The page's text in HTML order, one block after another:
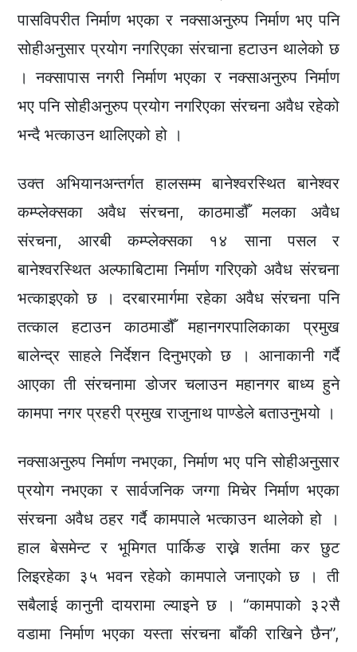
पासविपरीत निर्माण भएका र नक्साअनुरुप निर्माण भए पनि
सोहीअनुसार प्रयोग नगरिएका संरचाना हटाउन थालेको छ
। नक्सापास नगरी निर्माण भएका र नक्साअनुरुप निर्माण
भए पनि सोहीअनुरुप प्रयोग नगरिएका संरचना अवैध रहेको
भन्दै भत्काउन थालिएको हो ।
उक्त अभियानअन्तर्गत हालसम्म बानेश्वरस्थित बानेश्वर
कम्प्लेक्सका अवैध संरचना, काठमाडौँ मलका अवैध
संरचना, आरबी कम्प्लेक्सका १४ साना पसल र
बानेश्वरस्थित अल्फाबिटामा निर्माण गरिएको अवैध संरचना
भत्काइएको छ । दरबारमार्गमा रहेका अवैध संरचना पनि
तत्काल हटाउन काठमाडौँ महानगरपालिकाका प्रमुख
बालेन्द्र साहले निर्देशन दिनुभएको छ । आनाकानी गर्दै
आएका ती संरचनामा डोजर चलाउन महानगर बाध्य हुने
कामपा नगर प्रहरी प्रमुख राजुनाथ पाण्डेले बताउनुभयो ।
नक्साअनुरुप निर्माण नभएका, निर्माण भए पनि सोहीअनुसार
प्रयोग नभएका र सार्वजनिक जग्गा मिचेर निर्माण भएका
संरचना अवैध ठहर गर्दै कामपाले भत्काउन थालेको हो ।
हाल बेसमेन्ट र भूमिगत पार्किङ राख्ने शर्तमा कर छुट
लिइरहेका ३५ भवन रहेको कामपाले जनाएको छ । ती
सबैलाई कानुनी दायरामा ल्याइने छ । “कामपाको ३२सै
वडामा निर्माण भएका यस्ता संरचना बाँकी राखिने छैन”,